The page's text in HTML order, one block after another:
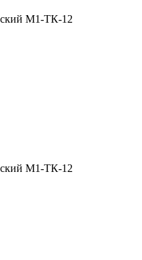
М1-ТК-12
М1-ТК-12